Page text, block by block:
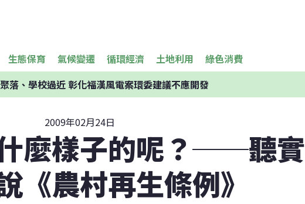
生態保育 氣候變遷 循環經濟 土地利用 綠色消費
落、學校過近 彰化福漢風電案環委建議不應開發
2009年02月24日
麼樣子的呢？──聽實
《農村再生條例》